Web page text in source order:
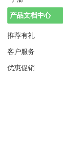
产品文档中心
推荐有礼
客户服务
优惠促销